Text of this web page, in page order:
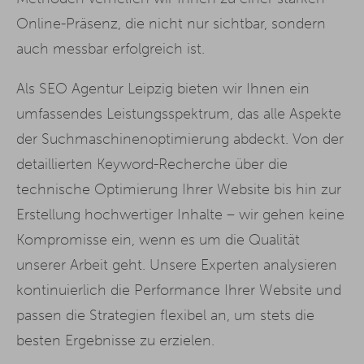
Online-Präsenz, die nicht nur sichtbar, sondern
auch messbar erfolgreich ist.
Als SEO Agentur Leipzig bieten wir Ihnen ein
umfassendes Leistungsspektrum, das alle Aspekte
der Suchmaschinenoptimierung abdeckt. Von der
detaillierten Keyword-Recherche über die
technische Optimierung Ihrer Website bis hin zur
Erstellung hochwertiger Inhalte – wir gehen keine
Kompromisse ein, wenn es um die Qualität
unserer Arbeit geht. Unsere Experten analysieren
kontinuierlich die Performance Ihrer Website und
passen die Strategien flexibel an, um stets die
besten Ergebnisse zu erzielen.